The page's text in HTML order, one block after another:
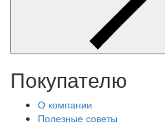
Покупателю
О компании
Полезные советы